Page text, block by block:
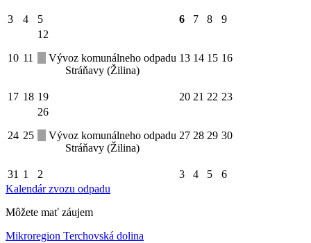
3 4 5 6 7 8 9
10 11
12
Vývoz komunálneho odpadu
Stráňavy (Žilina)
13 14 15 16
17 18 19 20 21 22 23
24 25
26
Vývoz komunálneho odpadu
Stráňavy (Žilina)
27 28 29 30
31 1 2 3 4 5
6
Kalendár zvozu odpadu
Môžete mať záujem
Mikroregion Terchovská dolina